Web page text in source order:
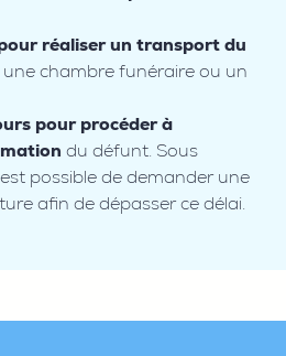
réaliser un transport du
une chambre funéraire ou un
pour procéder à
du défunt. Sous
possible de demander une
afin de dépasser ce délai.